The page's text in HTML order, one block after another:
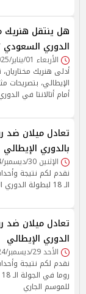
هل ينتقل هنريك
الدوري السعودي
الأربعاء 01/يناير/2025 - 01:27 م
أدلى هنريك
الإيطالي، بتصريحات
أمام أتالانتا في
بالدوري الإيطالي
الإثنين 30/ديسمبر/2024 - 12:01 ص
نقدم لكم نتيجة
الـ 18 لبطولة الدوري الايطالي الممتاز للموسم الجاري
الدوري الإيطالي
الأحد 29/ديسمبر/2024 - 10:44 م
نقدم لكم نتيجة
للموسم الجاري